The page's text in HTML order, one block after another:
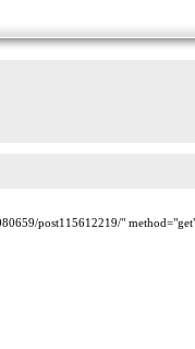
post115612219/"